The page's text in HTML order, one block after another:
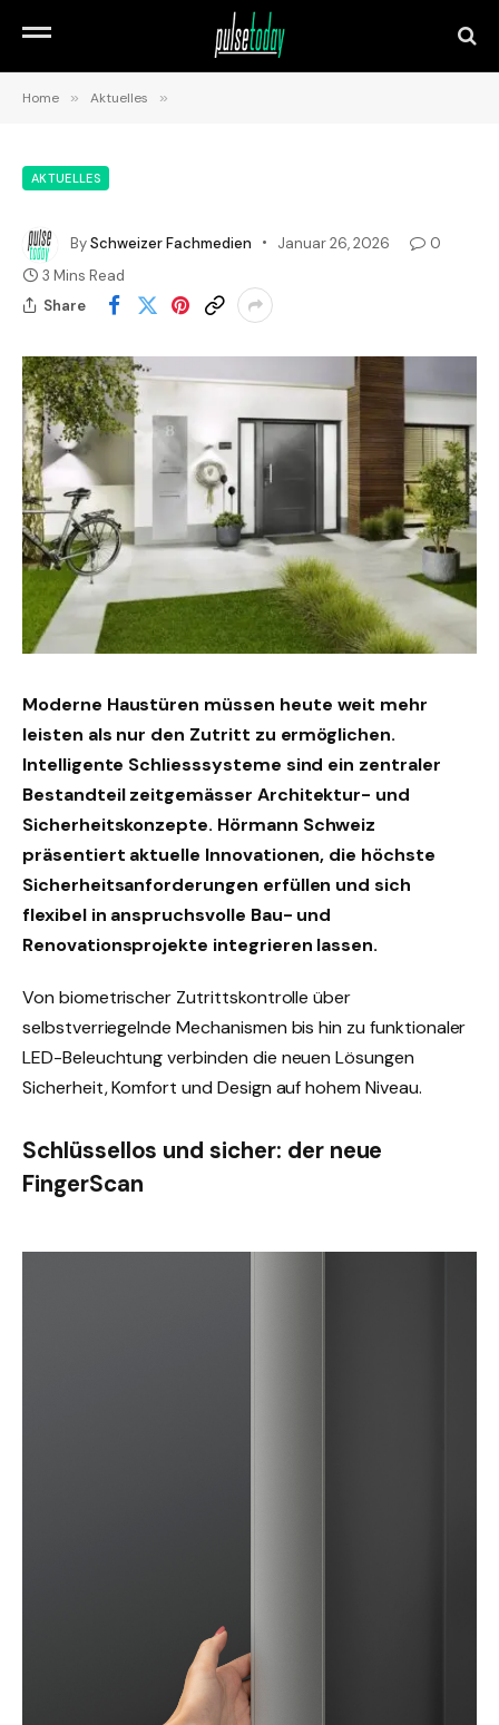
Home » Aktuelles »
AKTUELLES
BySchweizer Fachmedien Januar 26, 2026
0
3 Mins Read
Share
Moderne Haustüren müssen heute weit mehr
leisten als nur den Zutritt zu ermöglichen.
Intelligente Schliesssysteme sind ein zentraler
Bestandteil zeitgemässer Architektur- und
Sicherheitskonzepte. Hörmann Schweiz
präsentiert aktuelle Innovationen, die höchste
Sicherheitsanforderungen erfüllen und sich
flexibel in anspruchsvolle Bau- und
Renovationsprojekte integrieren lassen.
Von biometrischer Zutrittskontrolle über
selbstverriegelnde Mechanismen bis hin zu funktionaler
LED-Beleuchtung verbinden die neuen Lösungen
Sicherheit, Komfort und Design auf hohem Niveau.
Schlüssellos und sicher: der neue
FingerScan